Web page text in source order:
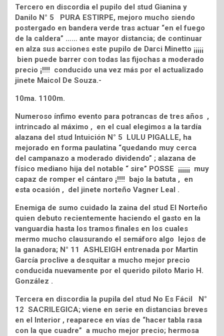
Tercero en discordia el pupilo del stud Gianina y
Danilo N° 5 PURA ESTIRPE, mejoro mucho siendo
postergado en bandera verde tras actuar “en el fuego
de la caldera” …… ante mayor distancia; de continuar
en alza sus acciones este pupilo de Darci Minetto ¡¡¡¡¡
bien puede barrer con todas las fijochas a moderado
precio ¡!!!! conducido una vez más por el actualizado
jinete Maicol De Souza.-
10ma. 1100m.
Numeroso ínfimo evento para potrancas de tres años ,
intrincado al máximo , en el cual elegimos a la tardía
alazana del stud Intuición N° 5 LULU PIGALLE, ha
mejorado en forma paulatina “quedando muy cerca
del campanazo a moderado dividendo” ; alazana de
físico mediano hija del notable “ sire” POSSE ¡¡¡¡¡¡ muy
capaz de romper el cántaro ¡!!!! bajo la batuta , en
esta ocasión , del jinete norteño Vagner Leal .
Enemiga de sumo cuidado la zaina del stud El Norteño
quien debuto recientemente haciendo el gasto en la
vanguardia hasta los tramos finales en los cuales
mermo mucho clausurando el semáforo algo lejos de
la ganadora; N° 11 ASHLEIGH entrenada por Martin
García proclive a desquitar a mucho mejor precio
conducida nuevamente por el querido piloto Mario H.
González .
Tercera en discordia la pupila del stud No Es Fácil N°
12 SACRILEGICA; viene en serie en distancias breves
en el Interior , reaparece en vías de “hacer tabla rasa
con la que cuadre” a mucho mejor precio; hermosa